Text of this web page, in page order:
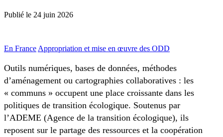
Publié le 24 juin 2026
En France Appropriation et mise en œuvre des ODD
Outils numériques, bases de données, méthodes
d’aménagement ou cartographies collaboratives : les
« communs » occupent une place croissante dans les
politiques de transition écologique. Soutenus par
l’ADEME (Agence de la transition écologique), ils
reposent sur le partage des ressources et la coopération